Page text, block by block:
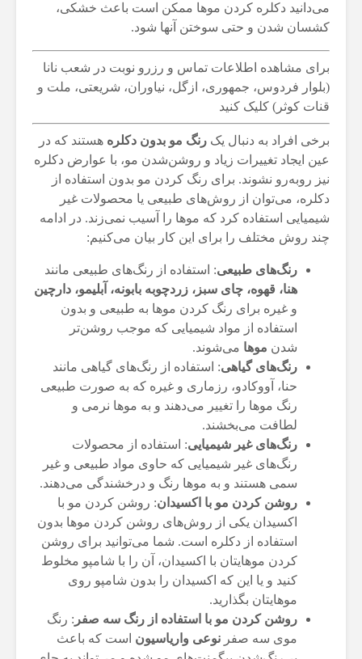
می‌دانید دکلره کردن موها ممکن است باعث خشکی،
کشسان شدن و حتی سوختن آنها شود.
برای مشاهده اطلاعات تماس و رزرو نوبت در شعب نانا
(بلوار فردوس، جمهوری، ازگل، نیاوران، شریعتی، ملت و
قنات کوثر) کلیک کنید
برخی افراد به دنبال یک رنگ مو بدون دکلره هستند که در
عین ایجاد تغییرات زیاد و روشن‌شدن مو، با عوارض دکلره
نیز روبه‌رو نشوند. برای رنگ کردن مو بدون استفاده از
دکلره، می‌توان از روش‌های طبیعی یا محصولات غیر
شیمیایی استفاده کرد که موها را آسیب نمی‌زند. در ادامه
چند روش مختلف را برای این کار بیان می‌کنیم:
رنگ‌های طبیعی: استفاده از رنگ‌های طبیعی مانند
هنا، قهوه، چای سبز، زردچوبه بابونه، آبلیمو، دارچین
و غیره برای رنگ کردن موها به طبیعی و بدون
استفاده از مواد شیمیایی که موجب روشن‌تر
شدن موها می‌شوند.
رنگ‌های گیاهی: استفاده از رنگ‌های گیاهی مانند
حنا، آووکادو، رزماری و غیره که به صورت طبیعی
رنگ موها را تغییر می‌دهند و به موها نرمی و
لطافت می‌بخشند.
رنگ‌های غیر شیمیایی: استفاده از محصولات
رنگ‌های غیر شیمیایی که حاوی مواد طبیعی و غیر
سمی هستند و به موها رنگ و درخشندگی می‌دهند.
روشن کردن مو با اکسیدان: روشن کردن مو با
اکسیدان یکی از روش‌های روشن کردن موها بدون
استفاده از دکلره است. شما می‌توانید برای روشن
کردن موهایتان با اکسیدان، آن را با شامپو مخلوط
کنید و یا این که اکسیدان را بدون شامپو روی
موهایتان بگذارید.
روشن کردن مو با استفاده از رنگ سه صفر : رنگ
موی سه صفر نوعی واریاسیون است که باعث